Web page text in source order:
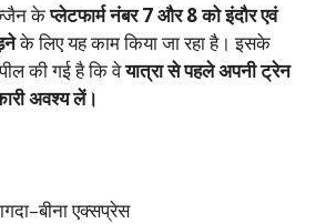
केप्लेटफार्म नंबर 7 और 8 को इंदौर एवं
के लिए यह काम किया जा रहा है। इसके
की गई है कि वेयात्रा से पहले अपनी ट्रेन
अवश्य लें।
एक्सप्रेस